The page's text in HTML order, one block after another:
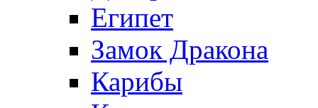
Египет
Замок Дракона
Карибы